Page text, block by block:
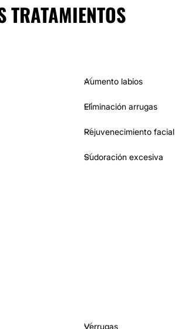
TRATAMIENTOS
Aumento labios
Eliminación arrugas
Rejuvenecimiento facial
Sudoración excesiva
Verrugas